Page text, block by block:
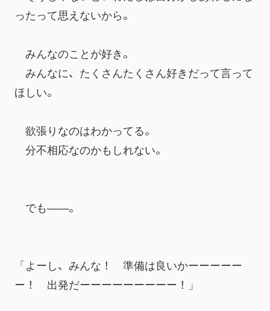
ったって思えないから。
みんなのことが好き。
みんなに、たくさんたくさん好きだって言って
ほしい。
欲張りなのはわかってる。
分不相応なのかもしれない。
でも――。
「よーし、みんな！　準備は良いかーーーーー
ー！　出発だーーーーーーーーー！」